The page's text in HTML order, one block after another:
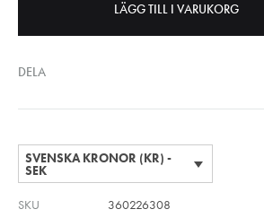
LÄGG TILL I VARUKORG
DELA
SVENSKA KRONOR (KR) -
SEK
SKU
360226308